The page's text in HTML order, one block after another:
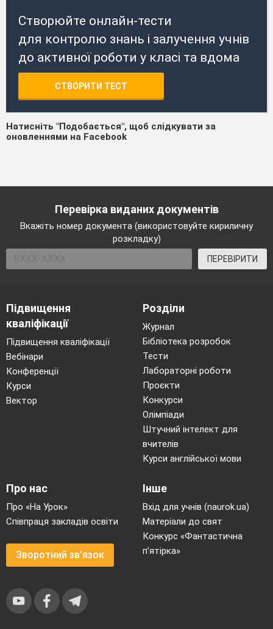
Створюйте онлайн-тести
для контролю знань і залучення учнів
до активної роботи у класі та вдома
СТВОРИТИ ТЕСТ
Натисніть "Подобається", щоб слідкувати за
оновленнями на Facebook
Перевірка виданих документів
Вкажіть номер документа (використовуйте кириличну
розкладку)
ПЕРЕВІРИТИ
Підвищення
кваліфікації
Підвищення кваліфікації
Вебінари
Конференції
Курси
Вектор
Розділи
Журнал
Бібліотека розробок
Тести
Лабораторні роботи
Проєкти
Конкурси
Олімпіади
Штучний інтелект для
вчителів
Курси англійської мови
Про нас
Про «На Урок»
Співпраця закладів освіти
Зворотний зв'язок
Інше
Вхід для учнів (naurok.ua)
Матеріали до свят
Конкурс «Фантастична
п’ятірка»